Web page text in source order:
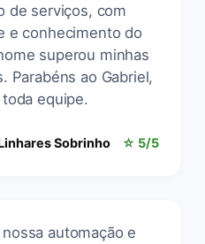
de serviços, com
e conhecimento do
superou minhas
Parabéns ao Gabriel,
equipe.
Sobrinho ☆ 5/5
automação e